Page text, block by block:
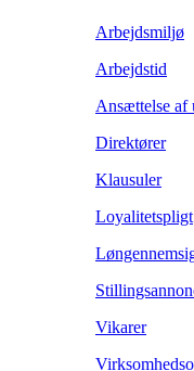
Arbejdsmiljø
Arbejdstid
Ansættelse af
Direktører
Klausuler
Loyalitetspligt
Vikarer